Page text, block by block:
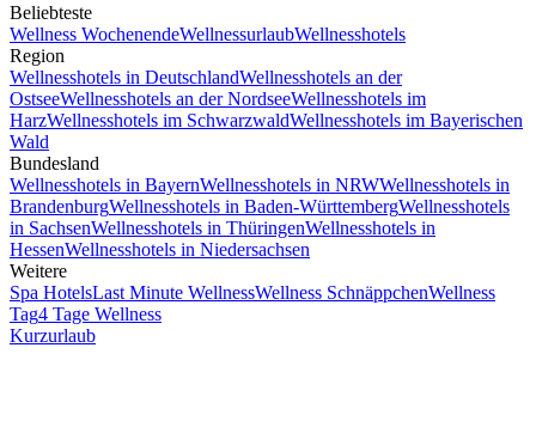
Beliebteste
Wellness WochenendeWellnessurlaubWellnesshotels
Region
Wellnesshotels in DeutschlandWellnesshotels an der
OstseeWellnesshotels an der NordseeWellnesshotels im
HarzWellnesshotels im SchwarzwaldWellnesshotels im Bayerischen
Wald
Bundesland
Wellnesshotels in BayernWellnesshotels in NRWWellnesshotels in
BrandenburgWellnesshotels in Baden-WürttembergWellnesshotels
in SachsenWellnesshotels in ThüringenWellnesshotels in
HessenWellnesshotels in Niedersachsen
Weitere
Spa HotelsLast Minute WellnessWellness SchnäppchenWellness
Tag4 Tage Wellness
Kurzurlaub